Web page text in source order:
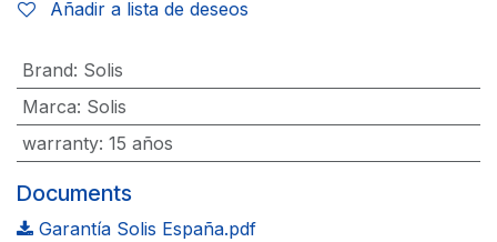
Añadir a lista de deseos
Brand: Solis
Marca: Solis
warranty: 15 años
Documents
Garantía Solis España.pdf